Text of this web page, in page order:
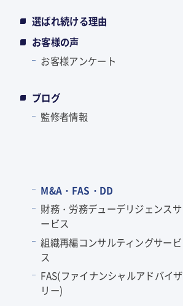
選ばれ続ける理由
お客様の声
お客様アンケート
ブログ
監修者情報
M&A・FAS・DD
財務・労務デューデリジェンスサ
ービス
組織再編コンサルティングサービ
ス
FAS(ファイナンシャルアドバイザ
リー)